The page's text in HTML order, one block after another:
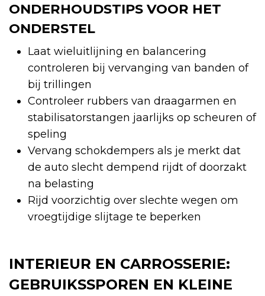
ONDERHOUDSTIPS VOOR HET
ONDERSTEL
Laat wieluitlijning en balancering
controleren bij vervanging van banden of
bij trillingen
Controleer rubbers van draagarmen en
stabilisatorstangen jaarlijks op scheuren of
speling
Vervang schokdempers als je merkt dat
de auto slecht dempend rijdt of doorzakt
na belasting
Rijd voorzichtig over slechte wegen om
vroegtijdige slijtage te beperken
INTERIEUR EN CARROSSERIE:
GEBRUIKSSPOREN EN KLEINE